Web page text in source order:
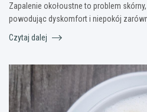
Zapalenie okołoustne to problem
powodując dyskomfort i niepokój
Czytaj dalej